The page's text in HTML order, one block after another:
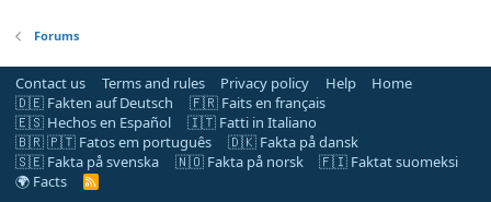
Forums
Contact us Terms and rules Privacy policy Help
Home
🇩🇪 Fakten auf Deutsch
🇫🇷 Faits en français
🇪🇸 Hechos en Español
🇮🇹 Fatti in Italiano
🇧🇷 🇵🇹 Fatos em português
🇩🇰 Fakta på dansk
🇸🇪 Fakta på svenska
🇳🇴 Fakta på norsk
🇫🇮 Faktat suomeksi
🌍 Facts
R